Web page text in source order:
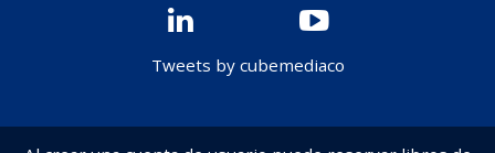
Tweets by cubemediaco